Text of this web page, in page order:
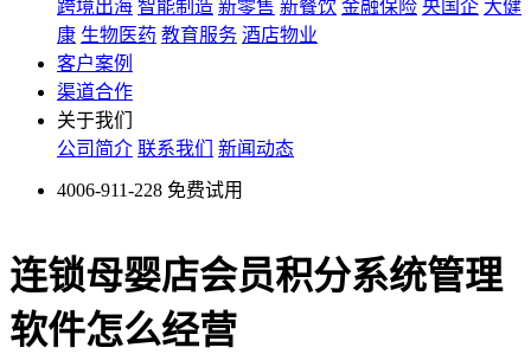
跨境出海 智能制造 新零售 新餐饮 金融保险 央国企 大健
康 生物医药 教育服务 酒店物业
客户案例
渠道合作
关于我们
公司简介 联系我们 新闻动态
4006-911-228 免费试用
连锁母婴店会员积分系统管理
软件怎么经营